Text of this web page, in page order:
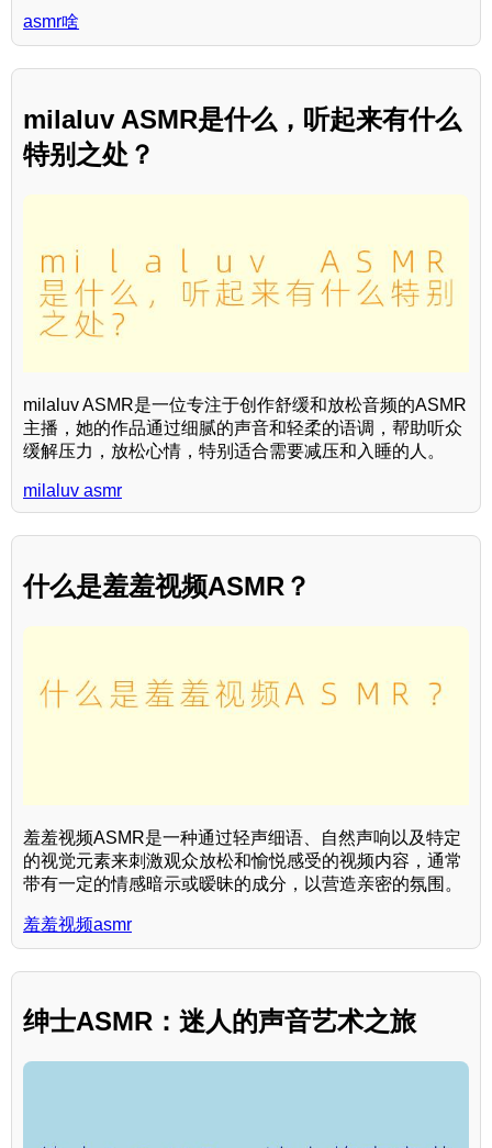
asmr啥
milaluv ASMR是什么，听起来有什么
特别之处？
milaluv ASMR是一位专注于创作舒缓和放松音频的ASMR
主播，她的作品通过细腻的声音和轻柔的语调，帮助听众
缓解压力，放松心情，特别适合需要减压和入睡的人。
milaluv asmr
什么是羞羞视频ASMR？
羞羞视频ASMR是一种通过轻声细语、自然声响以及特定
的视觉元素来刺激观众放松和愉悦感受的视频内容，通常
带有一定的情感暗示或暧昧的成分，以营造亲密的氛围。
羞羞视频asmr
绅士ASMR：迷人的声音艺术之旅